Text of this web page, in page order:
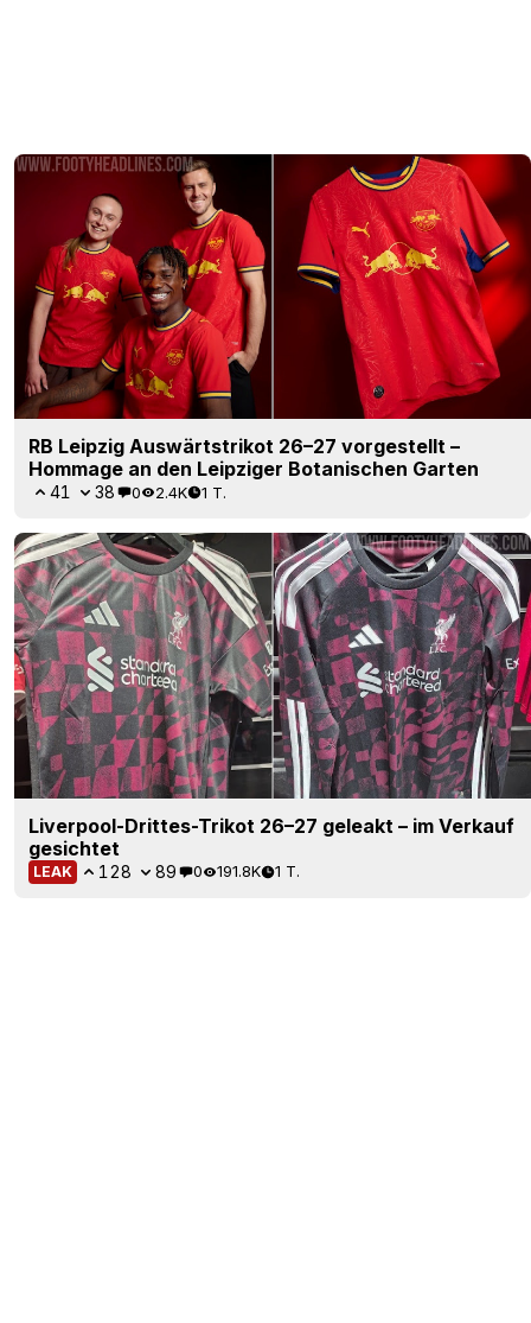
RB Leipzig Auswärtstrikot 26–27 vorgestellt –
Hommage an den Leipziger Botanischen Garten
41 38 0 2.4K 1 T.
Liverpool-Drittes-Trikot 26–27 geleakt – im Verkauf
gesichtet
LEAK 128 89 0 191.8K 1 T.